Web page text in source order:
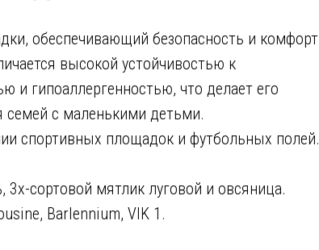
09
обеспечивающий безопасность и комфорт
высокой устойчивостью к
и гипоаллергенностью, что делает его
с маленькими детьми.
спортивных площадок и футбольных полей.
3х-сортовой мятлик луговой и овсяница.
Barlennium, VIK 1.